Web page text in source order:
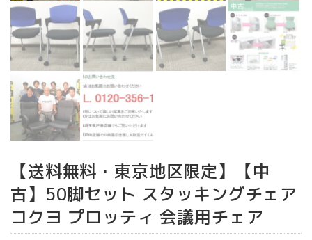
【送料無料・東京地区限定】【中
古】50脚セット スタッキングチェア
コクヨ プロッティ 会議用チェア